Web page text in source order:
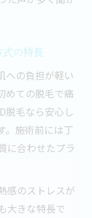
の特長
への負担が軽い
めての脱毛で痛
脱毛なら安心し
。施術前には丁
に合わせたプラ
感のストレスが
大きな特長で